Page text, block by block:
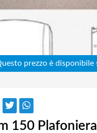
150 Plafoniera